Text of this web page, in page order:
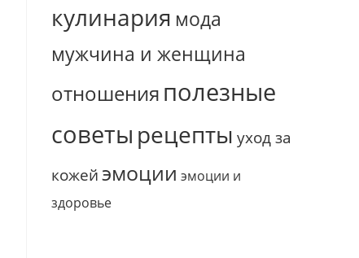
кулинария мода
мужчина и женщина
отношения полезные
советы рецепты уход за
кожей эмоции эмоции и
здоровье